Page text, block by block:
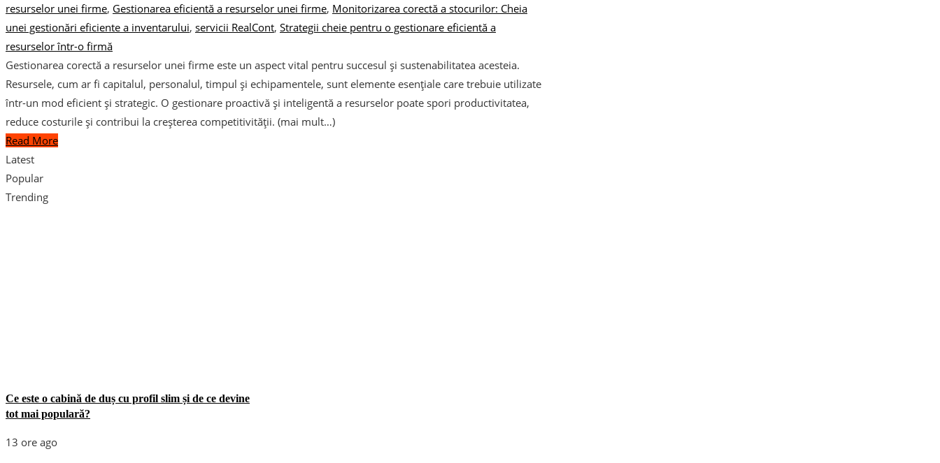
resurselor unei firme, Gestionarea eficientă a resurselor unei firme, Monitorizarea corectă a stocurilor: Cheia
unei gestionări eficiente a inventarului, servicii RealCont, Strategii cheie pentru o gestionare eficientă a
resurselor într-o firmă
Gestionarea corectă a resurselor unei firme este un aspect vital pentru succesul și sustenabilitatea acesteia.
Resursele, cum ar fi capitalul, personalul, timpul și echipamentele, sunt elemente esențiale care trebuie utilizate
într-un mod eficient și strategic. O gestionare proactivă și inteligentă a resurselor poate spori productivitatea,
reduce costurile și contribui la creșterea competitivității. (mai mult…)
Read More
Latest
Popular
Trending
Ce este o cabină de duș cu profil slim și de ce devine
tot mai populară?
13 ore ago